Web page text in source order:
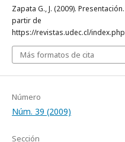
Zapata G., J. (2009).
partir de
https://revistas.udec.cl/
Más formatos de cita
Número
Núm. 39 (2009)
Sección